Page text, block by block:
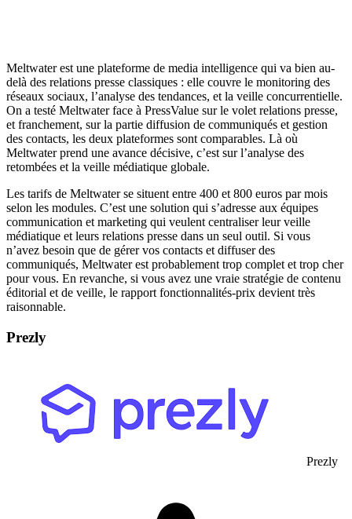
Meltwater est une plateforme de media intelligence qui va bien au-
delà des relations presse classiques : elle couvre le monitoring des
réseaux sociaux, l’analyse des tendances, et la veille concurrentielle.
On a testé Meltwater face à PressValue sur le volet relations presse,
et franchement, sur la partie diffusion de communiqués et gestion
des contacts, les deux plateformes sont comparables. Là où
Meltwater prend une avance décisive, c’est sur l’analyse des
retombées et la veille médiatique globale.
Les tarifs de Meltwater se situent entre 400 et 800 euros par mois
selon les modules. C’est une solution qui s’adresse aux équipes
communication et marketing qui veulent centraliser leur veille
médiatique et leurs relations presse dans un seul outil. Si vous
n’avez besoin que de gérer vos contacts et diffuser des
communiqués, Meltwater est probablement trop complet et trop cher
pour vous. En revanche, si vous avez une vraie stratégie de contenu
éditorial et de veille, le rapport fonctionnalités-prix devient très
raisonnable.
Prezly
Prezly